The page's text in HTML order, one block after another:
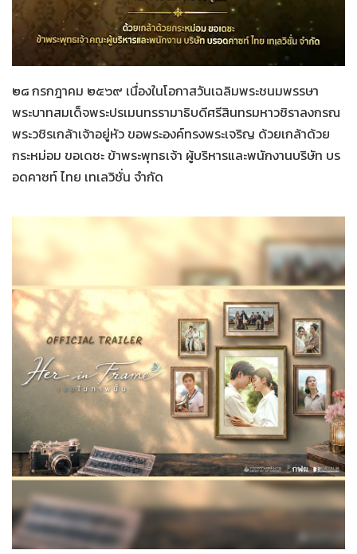
28-07-2569
๒๘ กรกฎาคม ๒๕๖๙ เนื่องในโอกาสวันเฉลิมพระชนมพรรษา
พระบาทสมเด็จพระปรเมนทรรามาธิบดีศรีสินทรมหาวชิราลงกรณ
พระวชิรเกล้าเจ้าอยู่หัว ขอพระองค์ทรงพระเจริญ ด้วยเกล้าด้วย
กระหม่อม ขอเดชะ ข้าพระพุทธเจ้า ผู้บริหารและพนักงานบริษัท บร
อดคาซท์ ไทย เทเลวิชั่น จำกัด
26-07-2569 Her in Frame